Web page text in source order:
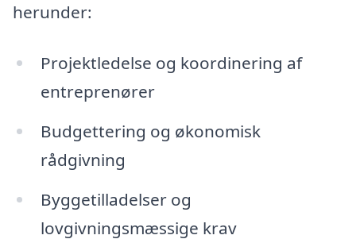
herunder:
Projektledelse og koordinering af
entreprenører
Budgettering og økonomisk
rådgivning
Byggetilladelser og
lovgivningsmæssige krav